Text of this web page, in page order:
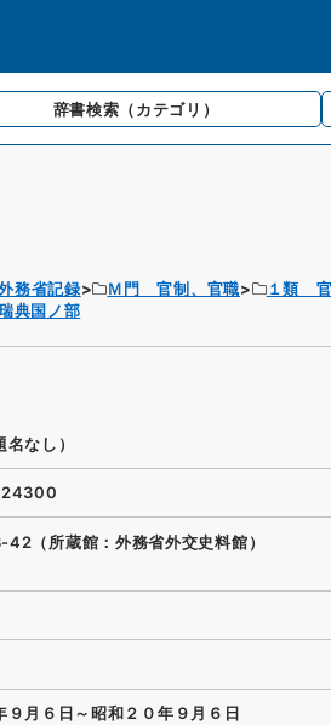
辞書検索 （カテゴリ）
務省記録 Ｍ門 官制、官職 １類 官
典国ノ部
なし）
（所蔵館：外務省外交史料館）
９月６日～昭和２０年９月６日